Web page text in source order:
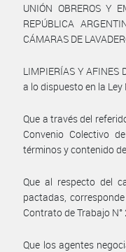
UNIÓN OBREROS Y
REPÚBLICA
CÁMARAS DE
LIMPIERÍAS Y AFINES
a lo dispuesto en la Ley
Que a través del
Convenio Colectivo
términos y contenido
Que al respecto del
pactadas,
Contrato de Trabajo N°
Que los agentes